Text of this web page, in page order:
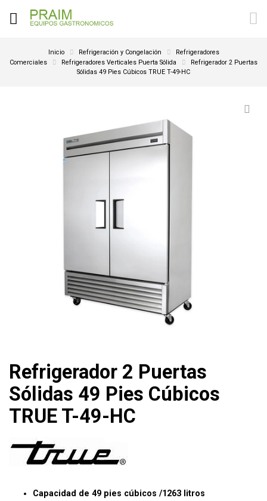
Inicio Refrigeración y Congelación
Refrigeradores
Comerciales
Refrigeradores Verticales Puerta Sólida
Refrigerador 2 Puertas
Sólidas 49 Pies Cúbicos TRUE T-49-HC
Refrigerador 2 Puertas
Sólidas 49 Pies Cúbicos
TRUE T-49-HC
Capacidad de 49 pies cúbicos /1263 litros